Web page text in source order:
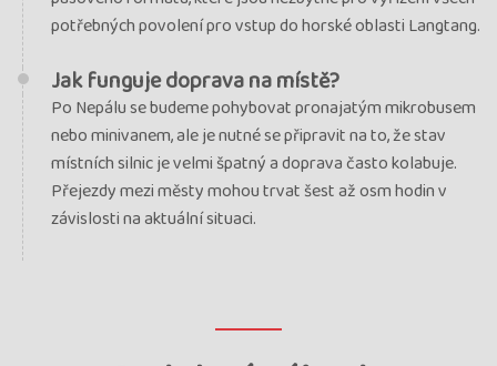
potřebných povolení pro vstup do horské oblasti Langtang.
Jak funguje doprava na místě?
Po Nepálu se budeme pohybovat pronajatým mikrobusem
nebo minivanem, ale je nutné se připravit na to, že stav
místních silnic je velmi špatný a doprava často kolabuje.
Přejezdy mezi městy mohou trvat šest až osm hodin v
závislosti na aktuální situaci.